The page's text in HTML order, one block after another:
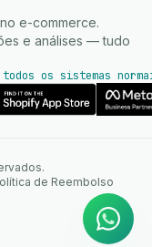
e-commerce.
e análises — tudo
os sistemas
de Reembolso